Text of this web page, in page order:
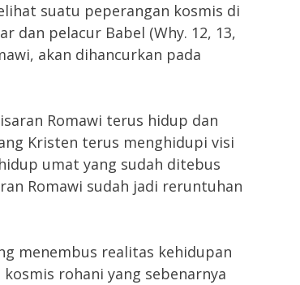
suatu peperangan kosmis di
dan pelacur Babel (Why. 12, 13,
akan dihancurkan pada
Romawi terus hidup dan
Kristen terus menghidupi visi
umat yang sudah ditebus
Romawi sudah jadi reruntuhan
menembus realitas kehidupan
rohani yang sebenarnya